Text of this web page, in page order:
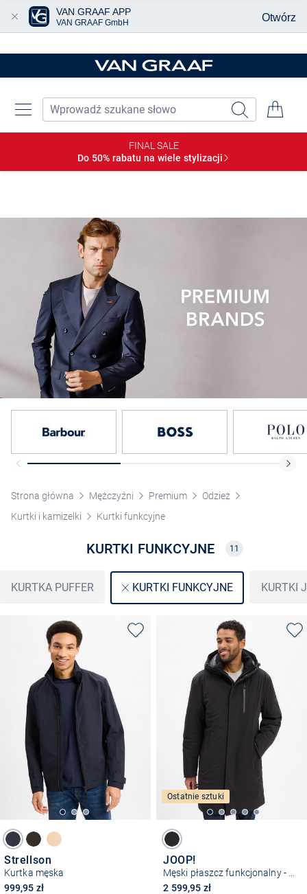
FINAL SALE
Do 50% rabatu na wiele stylizacji
Strona główna Mężczyźni Premium
Odzież
Kurtki i kamizelki
Kurtki funkcyjne
KURTKI FUNKCYJNE 11
KURTKA PUFFER KURTKI FUNKCYJNE KURTKI
Strellson
Kurtka męska
999,95 zł
Ostatnie sztuki
JOOP!
2 599,95 zł
VAN GRAAF APP
VAN GRAAF GmbH Otwórz